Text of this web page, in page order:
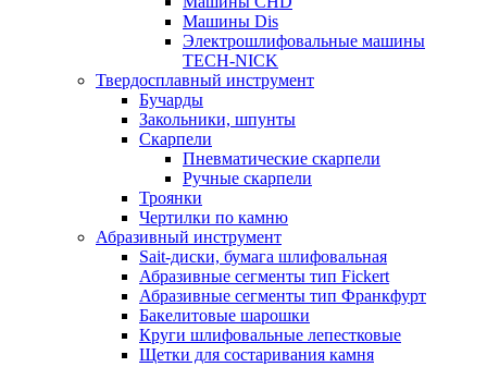
Машины Dis
Электрошлифовальные машины
TECH-NICK
Твердосплавный инструмент
Бучарды
Закольники, шпунты
Скарпели
Пневматические скарпели
Ручные скарпели
Троянки
Чертилки по камню
Абразивный инструмент
Sait-диски, бумага шлифовальная
Абразивные сегменты тип Fickert
Абразивные сегменты тип Франкфурт
Бакелитовые шарошки
Круги шлифовальные лепестковые
Щетки для состаривания камня